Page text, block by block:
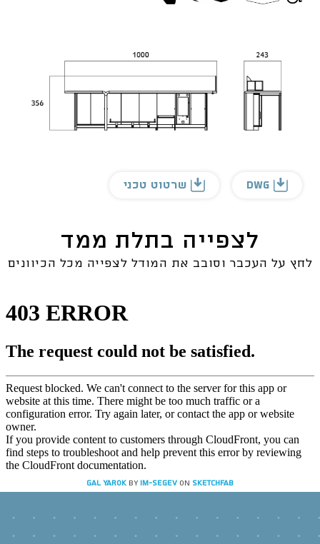
DWG שרטוט טכני
לצפייה בתלת ממד
לחץ על העכבר וסובב את המודל לצפייה מכל הכיוונים
Gal Yarok by IM-SEGEV on Sketchfab